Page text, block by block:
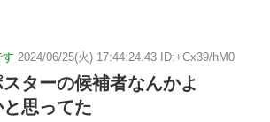
2024/06/25(火) 17:44:24.43 ID:+Cx39/hM0
ターの候補者なんかよ
思ってた